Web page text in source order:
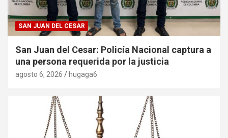
SAN JUAN DEL CESAR
San Juan del Cesar: Policía Nacional captura a
una persona requerida por la justicia
agosto 6, 2026 hugaga6